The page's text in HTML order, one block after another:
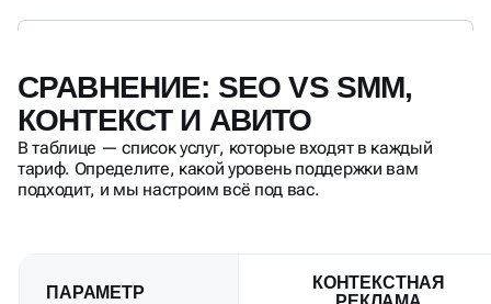
СРАВНЕНИЕ: SEO VS SMM,
КОНТЕКСТ И АВИТО
В таблице — список услуг, которые входят в каждый
тариф. Определите, какой уровень поддержки вам
подходит, и мы настроим всё под вас.
ПАРАМЕТР
КОНТЕКСТНАЯ